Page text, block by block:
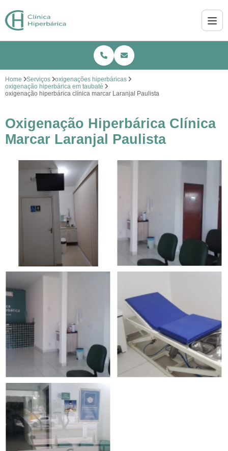
Home Serviços
oxigenações hiperbáricas
oxigenação hiperbárica em taubaté
oxigenação hiperbárica clínica marcar Laranjal Paulista
Oxigenação Hiperbárica Clínica
Marcar Laranjal Paulista